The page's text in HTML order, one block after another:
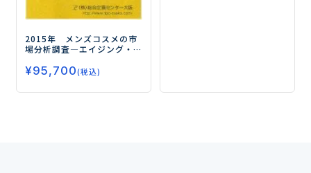
2015年 メンズコスメの市
場分析調査―エイジング・
場をけん引―
¥95,700(税込)